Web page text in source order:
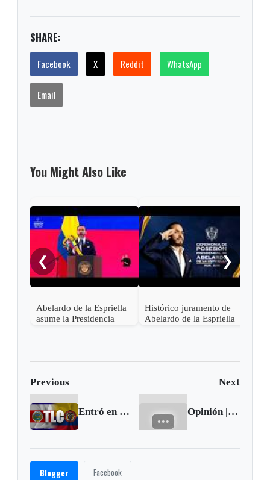
SHARE:
Facebook X Reddit WhatsApp
Email
You Might Also Like
❮
Abelardo de la Espriella
asume la Presidencia
Histórico juramento de
Abelardo de la Espriella
❯
Previous Next
Entró en vigencia TLC con Costa Rica Opinión | El rumbo de la economía en Colombia
Blogger Facebook